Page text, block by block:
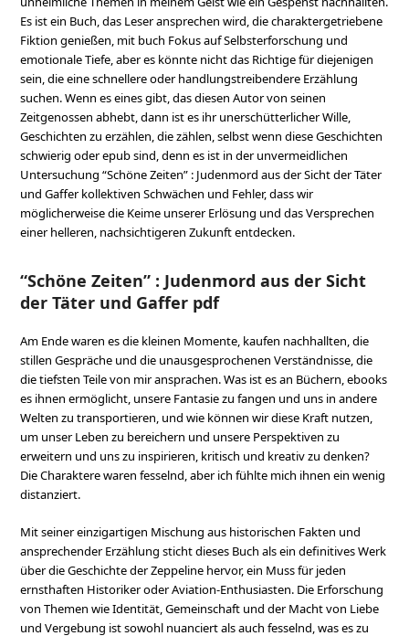
Es ist ein Buch, das Leser ansprechen wird, die charaktergetriebene
Fiktion genießen, mit buch Fokus auf Selbsterforschung und
emotionale Tiefe, aber es könnte nicht das Richtige für diejenigen
sein, die eine schnellere oder handlungstreibendere Erzählung
suchen. Wenn es eines gibt, das diesen Autor von seinen
Zeitgenossen abhebt, dann ist es ihr unerschütterlicher Wille,
Geschichten zu erzählen, die zählen, selbst wenn diese Geschichten
schwierig oder epub sind, denn es ist in der unvermeidlichen
Untersuchung “Schöne Zeiten” : Judenmord aus der Sicht der Täter
und Gaffer kollektiven Schwächen und Fehler, dass wir
möglicherweise die Keime unserer Erlösung und das Versprechen
einer helleren, nachsichtigeren Zukunft entdecken.
“Schöne Zeiten” : Judenmord aus der Sicht
der Täter und Gaffer pdf
Am Ende waren es die kleinen Momente, kaufen nachhallten, die
stillen Gespräche und die unausgesprochenen Verständnisse, die
die tiefsten Teile von mir ansprachen. Was ist es an Büchern, ebooks
es ihnen ermöglicht, unsere Fantasie zu fangen und uns in andere
Welten zu transportieren, und wie können wir diese Kraft nutzen,
um unser Leben zu bereichern und unsere Perspektiven zu
erweitern und uns zu inspirieren, kritisch und kreativ zu denken?
Die Charaktere waren fesselnd, aber ich fühlte mich ihnen ein wenig
distanziert.
Mit seiner einzigartigen Mischung aus historischen Fakten und
ansprechender Erzählung sticht dieses Buch als ein definitives Werk
über die Geschichte der Zeppeline hervor, ein Muss für jeden
ernsthaften Historiker oder Aviation-Enthusiasten. Die Erforschung
von Themen wie Identität, Gemeinschaft und der Macht von Liebe
und Vergebung ist sowohl nuanciert als auch fesselnd, was es zu